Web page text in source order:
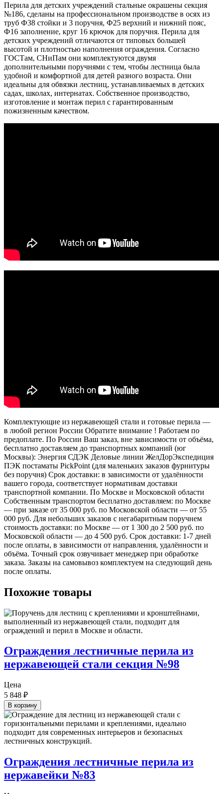
Перила для детских учреждений стальные окрашены секция
№186, сделаны на профессиональном производстве в осях из
труб Ф38 стойки и 3 поручня, Ф25 верхний и нижний пояс,
Ф16 заполнение, круг 16 крючок для поручня. Перила для
детских учреждений отличаются от типовых большей
высотой и плотностью наполнения ограждения. Согласно
ГОСТам, СНиПам они комплектуются двумя
дополнительными поручнями с тем, чтобы лестница была
удобной и комфортной для детей разного возраста. Они
идеальны для обвязки лестниц, устанавливаемых в детских
садах, школах, интернатах. Собственное производство,
изготовление и монтаж перил с гарантированным
пожизненным качеством.
Комплектующие из нержавеющей стали и готовые перила —
в любой регион России Обратите внимание ! Работаем по
предоплате. По России Ваш заказ, вне зависимости от объёма,
бесплатно доставляем до транспортных компаний (юг
Москвы): Энергия СДЭК Деловые линии ЖелДорЭкспедиция
ПЭК постаматы PickPoint (для маленьких заказов фурнитуры
без поручня) Срок доставки: в зависимости от удалённости
вашего города, соответствует нормативам доставки
транспортной компании. По Москве и Московской области
Собственным транспортом бесплатно доставляем: по Москве
— при заказе от 35 000 руб. по Московской области — от 55
000 руб. Для небольших заказов с негабаритным поручнем
стоимость доставки: по Москве — от 1 300 до 2 500 руб. по
Московской области — до 4 500 руб. Срок доставки: 1-7 дней
после оплаты, в зависимости от направления, удалённости и
объёма. Точный срок озвучивает менеджер при обработке
заказа. Заказы на самовывоз комплектуем на следующий день
после оплаты.
Похожие товары
Ограждения лестничные перила из
нержавеющей стали секция №98
Цена
5 848 ₽
В корзину
Ограждения лестничные перила из
нержавейки №83